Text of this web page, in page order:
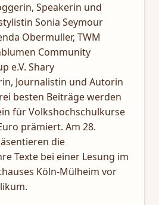
Speakerin und
Sonia Seymour
Obermuller, TWM
Community
e.V. Shary
Journalistin und Autorin
besten Beiträge werden
für Volkshochschulkurse
prämiert. Am 28.
die
Texte bei einer Lesung im
Köln-Mülheim vor